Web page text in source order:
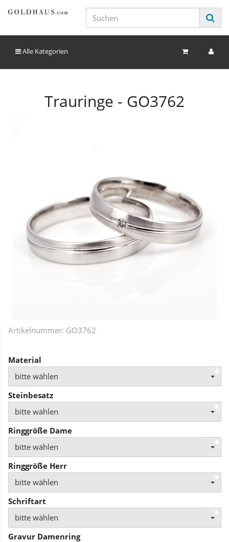
Alle Kategorien
Trauringe - GO3762
Artikelnummer: GO3762
Material
bitte wählen
Steinbesatz
bitte wählen
Ringgröße Dame
bitte wählen
Ringgröße Herr
bitte wählen
Schriftart
bitte wählen
Gravur Damenring